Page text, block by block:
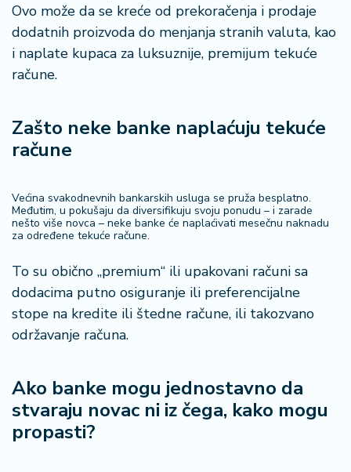
Ovo može da se kreće od prekoračenja i prodaje
dodatnih proizvoda do menjanja stranih valuta, kao
i naplate kupaca za luksuznije, premijum tekuće
račune.
Zašto neke banke naplaćuju tekuće
račune
Većina svakodnevnih bankarskih usluga se pruža besplatno.
Međutim, u pokušaju da diversifikuju svoju ponudu – i zarade
nešto više novca – neke banke će naplaćivati mesečnu naknadu
za određene tekuće račune.
To su obično „premium“ ili upakovani računi sa
dodacima putno osiguranje ili preferencijalne
stope na kredite ili štedne račune, ili takozvano
održavanje računa.
Ako banke mogu jednostavno da
stvaraju novac ni iz čega, kako mogu
propasti?